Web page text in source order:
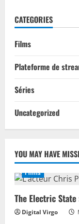
CATEGORIES
Films
Plateforme de
Séries
Uncategorized
YOU MAY HAVE
Films
The Electric
Digital Virgo